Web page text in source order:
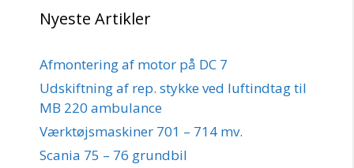
Nyeste Artikler
Afmontering af motor på DC 7
Udskiftning af rep. stykke ved luftindtag til
MB 220 ambulance
Værktøjsmaskiner 701 – 714 mv.
Scania 75 – 76 grundbil